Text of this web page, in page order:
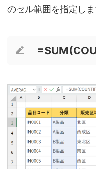
のセル範囲を指定しま